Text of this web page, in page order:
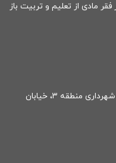
مادی از تعلیم و تربیت باز
نشانی: تهران، خیابان دکتر شریعتی، جنب شهرداری منطقه ۳، خیابان